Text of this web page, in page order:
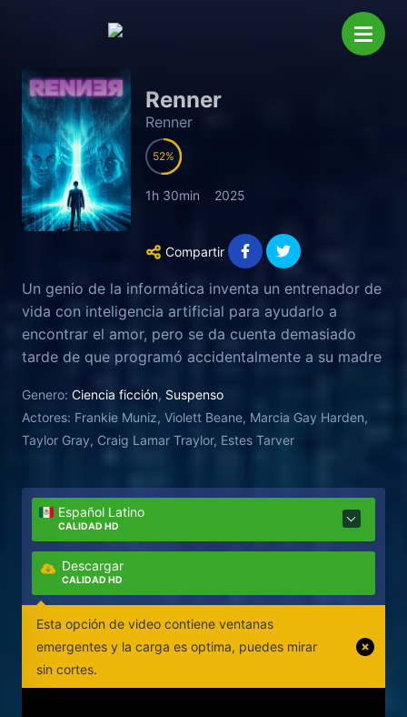
Renner
Renner
52
1h 30min 2025
Compartir
Un genio de la informática inventa un entrenador de
vida con inteligencia artificial para ayudarlo a
encontrar el amor, pero se da cuenta demasiado
tarde de que programó accidentalmente a su madre
Genero: Ciencia ficción, Suspenso
Actores: Frankie Muniz, Violett Beane, Marcia Gay Harden,
Taylor Gray, Craig Lamar Traylor, Estes Tarver
Español Latino
CALIDAD HD
Descargar
CALIDAD HD
Esta opción de video contiene ventanas
emergentes y la carga es optima, puedes mirar
sin cortes.